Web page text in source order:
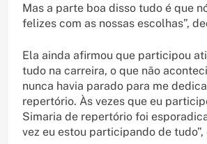
Mas a parte boa disso tudo é que
felizes com as nossas escolhas”,
Ela ainda afirmou que participou
tudo na carreira, o que não
nunca havia parado para me
repertório. Às vezes que eu
Simaria de repertório foi
vez eu estou participando de